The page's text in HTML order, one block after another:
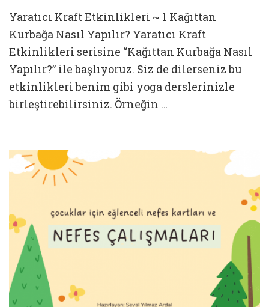
Yaratıcı Kraft Etkinlikleri ~ 1 Kağıttan
Kurbağa Nasıl Yapılır? Yaratıcı Kraft
Etkinlikleri serisine “Kağıttan Kurbağa Nasıl
Yapılır?” ile başlıyoruz. Siz de dilerseniz bu
etkinlikleri benim gibi yoga derslerinizle
birleştirebilirsiniz. Örneğin …